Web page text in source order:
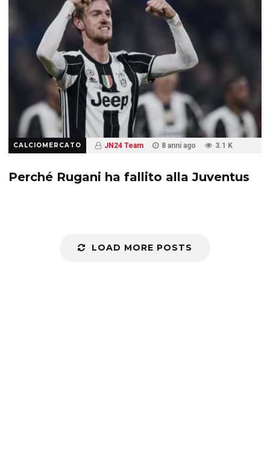
CALCIOMERCATO JN24 Team 8 anni ago 3.1 K
Perché Rugani ha fallito alla Juventus
LOAD MORE POSTS